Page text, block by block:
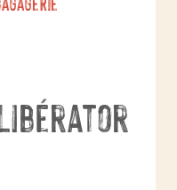
Libérator